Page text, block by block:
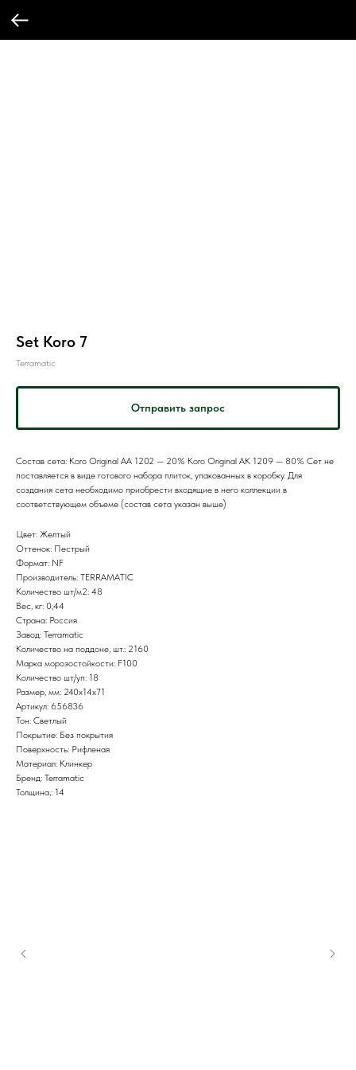
Set Koro 7
Terramatic
Отправить запрос
Состав сета: Koro Original AA 1202 — 20% Koro Original AK 1209 — 80% Сет не
поставляется в виде готового набора плиток, упакованных в коробку. Для
создания сета необходимо приобрести входящие в него коллекции в
соответствующем объеме (состав сета указан выше)
Цвет: Желтый
Оттенок: Пестрый
Формат: NF
Производитель: TERRAMATIC
Количество шт/м2: 48
Вес, кг: 0,44
Страна: Россия
Завод: Terramatic
Количество на поддоне, шт.: 2160
Марка морозостойкости: F100
Количество шт/уп: 18
Размер, мм: 240х14х71
Артикул: 656836
Тон: Светлый
Покрытие: Без покрытия
Поверхность: Рифленая
Материал: Клинкер
Бренд: Terramatic
Толщина,: 14